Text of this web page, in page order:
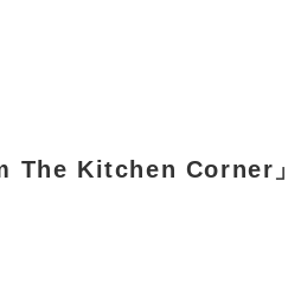
The Kitchen Corner」